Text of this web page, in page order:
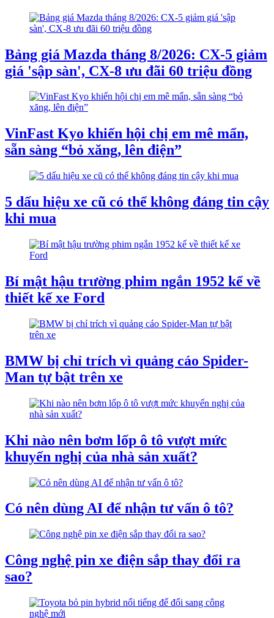
Bảng giá Mazda tháng 8/2026: CX-5 giảm
giá 'sập sàn', CX-8 ưu đãi 60 triệu đồng
VinFast Kyo khiến hội chị em mê mẩn,
sẵn sàng “bỏ xăng, lên điện”
5 dấu hiệu xe cũ có thể không đáng tin cậy
khi mua
Bí mật hậu trường phim ngắn 1952 kể về
thiết kế xe Ford
BMW bị chỉ trích vì quảng cáo Spider-
Man tự bật trên xe
Khi nào nên bơm lốp ô tô vượt mức
khuyến nghị của nhà sản xuất?
Có nên dùng AI để nhận tư vấn ô tô?
Công nghệ pin xe điện sắp thay đổi ra
sao?